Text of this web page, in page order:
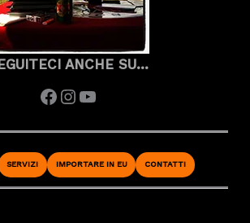
ANCHE SU…
Facebook InstagramYouTube
SERVIZI IMPORTARE IN EU CONTATTI